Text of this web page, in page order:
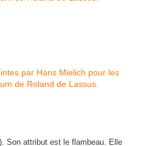
Son attribut est le flambeau. Elle